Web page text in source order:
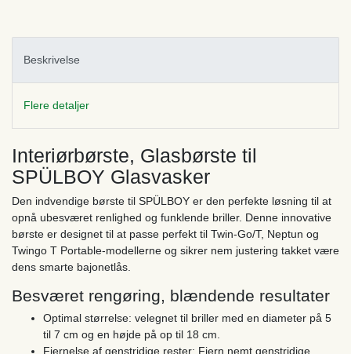
Beskrivelse
Flere detaljer
Interiørbørste, Glasbørste til
SPÜLBOY Glasvasker
Den indvendige børste til SPÜLBOY er den perfekte løsning til at
opnå ubesværet renlighed og funklende briller. Denne innovative
børste er designet til at passe perfekt til Twin-Go/T, Neptun og
Twingo T Portable-modellerne og sikrer nem justering takket være
dens smarte bajonetlås.
Besværet rengøring, blændende resultater
Optimal størrelse: velegnet til briller med en diameter på 5
til 7 cm og en højde på op til 18 cm.
Fjernelse af genstridige rester: Fjern nemt genstridige